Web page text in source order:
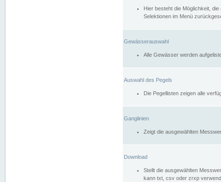
Hier besteht die Möglichkeit,
Selektionen im Menü
Gewässerauswahl
Alle Gewässer werden
Auswahl des Pegels
Die Pegellisten zeigen alle
Ganglinien
Zeigt die ausgewählten
Download
Stellt die ausgewählten
kann txt, csv oder zrxp